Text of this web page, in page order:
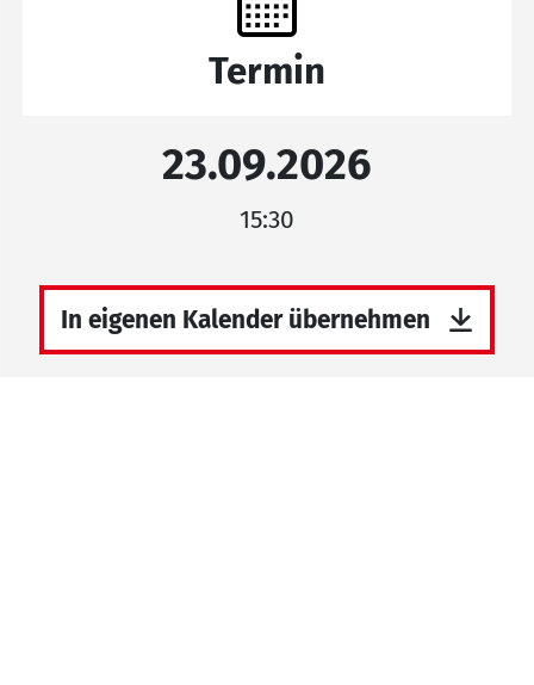
Termin
23.09.2026
15:30
In eigenen Kalender übernehmen